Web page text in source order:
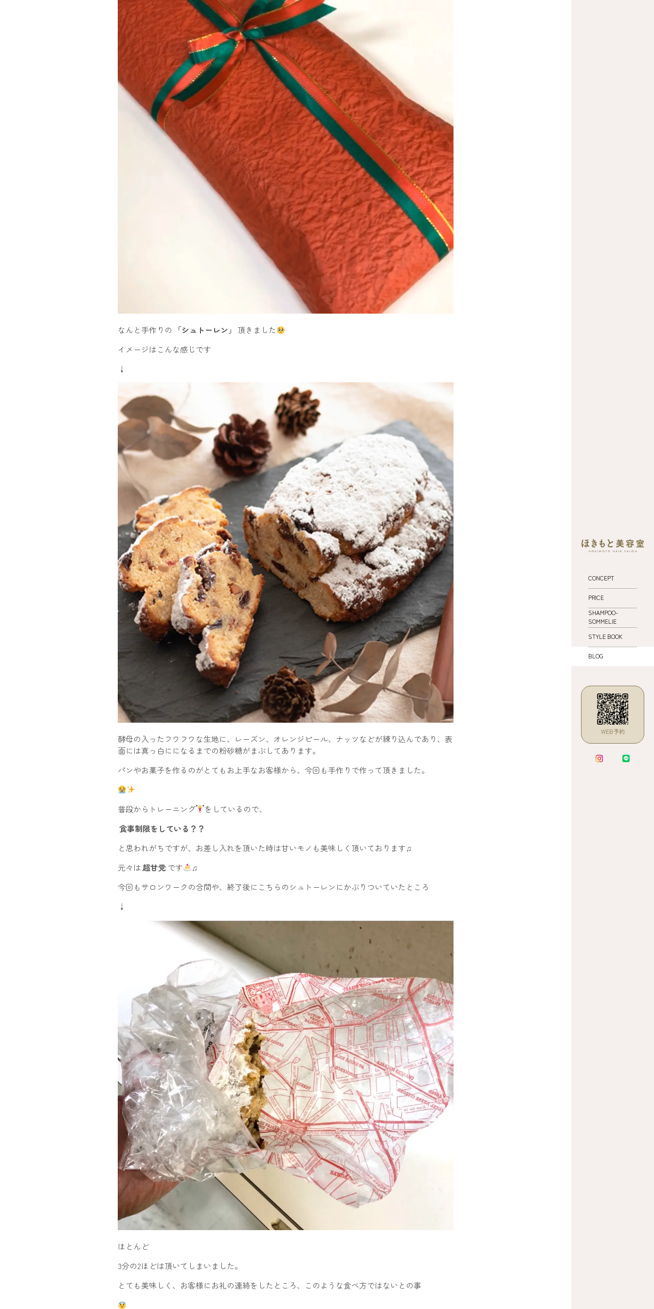
CONCEPT
PRICE
SHAMPOO-
SOMMELIE
STYLE BOOK
BLOG
WEB予約
なんと手作りの 「シュトーレン」 頂きました
イメージはこんな感じです
↓
酵母の入ったフワフワな生地に、レーズン、オレンジピール、ナッツなどが練り込んであり、表
面には真っ白にになるまでの粉砂糖がまぶしてあります。
パンやお菓子を作るのがとてもお上手なお客様から、今回も手作りで作って頂きました。
普段からトレーニング
をしているので、
食事制限をしている？？
と思われがちですが、お差し入れを頂いた時は甘いモノも美味しく頂いております♫
元々は超甘党 です
♫
今回もサロンワークの合間や、終了後にこちらのシュトーレンにかぶりついていたところ
↓
ほとんど
3分の2ほどは頂いてしまいました。
とても美味しく、お客様にお礼の連絡をしたところ、このような食べ方ではないとの事